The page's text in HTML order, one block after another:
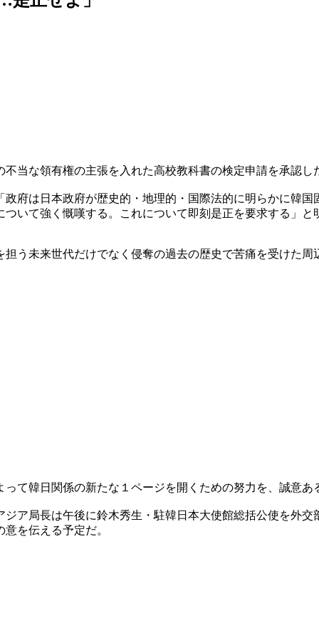
当な領有権の主張を入れた高校教科書の検定申請を承認し
府は日本政府が歴史的・地理的・国際法的に明らかに韓
いて強く慨嘆する。これについて即刻是正を要求する」と
う未来世代だけでなく侵奪の過去の歴史で苦痛を受けた
て韓日関係の新たな１ページを開くための努力を、誠意あ
ア局長は午後に鈴木秀生・駐韓日本大使館総括公使を外
を伝える予定だ。